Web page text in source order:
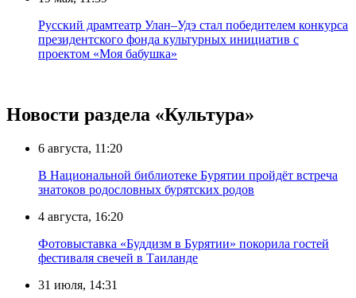
Русский драмтеатр Улан–Удэ стал победителем конкурса
президентского фонда культурных инициатив с
проектом «Моя бабушка»
Новости раздела «Культура»
6 августа, 11:20
В Национальной библиотеке Бурятии пройдёт встреча
знатоков родословных бурятских родов
4 августа, 16:20
Фотовыставка «Буддизм в Бурятии» покорила гостей
фестиваля свечей в Таиланде
31 июля, 14:31